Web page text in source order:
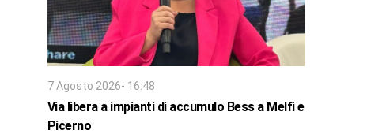
7 Agosto 2026- 16:48
Via libera a impianti di accumulo Bess a Melfi e
Picerno